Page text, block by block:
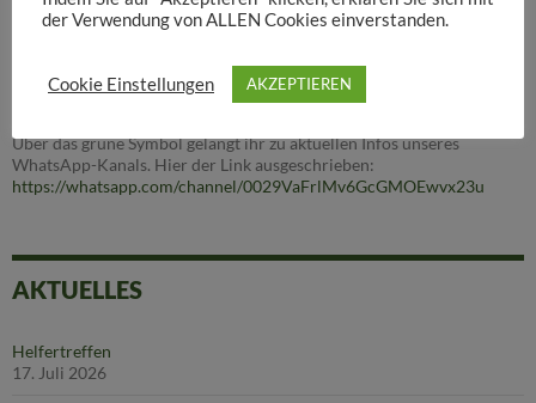
Social Media
Schützenverein Neuwarendorf
Über das grüne Symbol gelangt ihr zu aktuellen Infos unseres
WhatsApp-Kanals. Hier der Link ausgeschrieben:
https://whatsapp.com/channel/0029VaFrlMv6GcGMOEwvx23u
AKTUELLES
Helfertreffen
17. Juli 2026
der Verwendung von ALLEN Cookies einverstanden.
Cookie Einstellungen AKZEPTIEREN